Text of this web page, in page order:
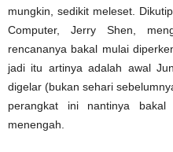
mungkin, sedikit meleset.
Computer, Jerry Shen,
rencananya bakal mulai
jadi itu artinya adalah awal
digelar (bukan sehari
perangkat ini nantinya
menengah.